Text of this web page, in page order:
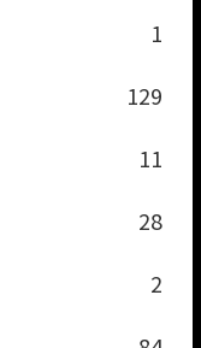
1
129
11
28
2